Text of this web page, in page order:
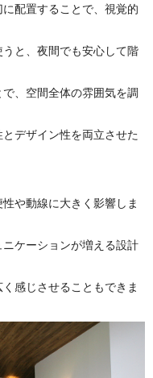
配置することで、視覚的
と、夜間でも安心して階
、空間全体の雰囲気を調
デザイン性を両立させた
や動線に大きく影響しま
ケーションが増える設計
感じさせることもできま